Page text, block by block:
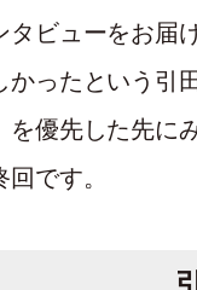
タビューをお届
かったという引
を優先した先に
です。